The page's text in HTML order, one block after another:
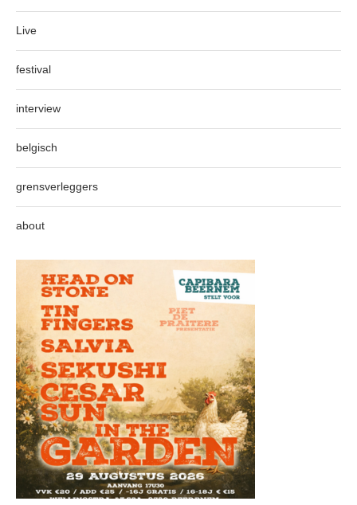
Live
festival
interview
belgisch
grensverleggers
about